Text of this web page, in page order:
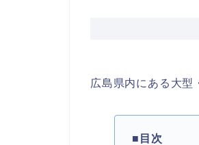
広島県内にある大型
■目次